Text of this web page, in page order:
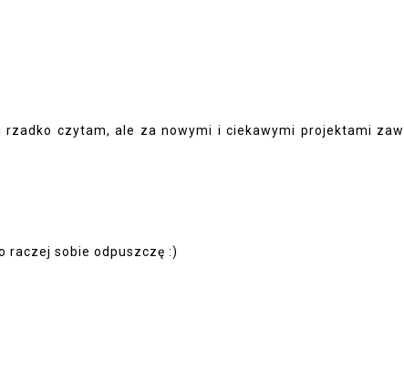
rzadko czytam, ale za nowymi i ciekawymi projektami
raczej sobie odpuszczę :)